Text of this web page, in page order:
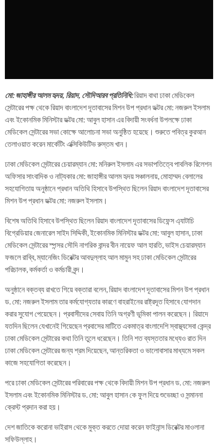
মো: জাহাঙ্গীর আলম হৃদয়, রিয়াদ, সৌদিআরব প্রতিনিধি:রিয়াদ বাথা ঢাকা মেডিকেল
সেন্টারের পক্ষ থেকে রিয়াদ বাংলাদেশ দূতাবাসের মিশন উপ প্রধান ডক্টর মো: নজরুল ইসলাম
এবং ইকোনমিক মিনিস্টার ডক্টর মো: আবুল হাসান এর বিদায়ী সংবর্ধনা উপলক্ষে ঢাকা
মেডিকেল সেন্টারের সভা কোক্ষে আলোচনা সভা অনুষ্ঠিত হয়েছে। শুরুতে পবিত্র কুরআন
তেলাওয়াত করেন মার্কেটিং এক্সিকিউটিভ রুস্তম খান।
ঢাকা মেডিকেল সেন্টারের চেয়ারম্যান মো: মনিরুল ইসলাম এর সভাপতিত্বে পাবলিক রিলেশন
অফিসার সাংবাদিক ও নাট্যকার মো: জাহাঙ্গীর আলম হৃদয় সঞ্চালনায়, মোহাম্মদ বেলালের
সহযোগিতায় অনুষ্ঠানে প্রধান অতিথি হিসাবে উপস্থিত ছিলেন রিয়াদ বাংলাদেশ দূতাবাসের
মিশন উপ প্রধান ডক্টর মো: নজরুল ইসলাম।
বিশেষ অতিথি হিসাবে উপস্থিত ছিলেন রিয়াদ বাংলাদেশ দূতাবাসের ডিফেন্স এ্যাটাচি
বিগ্রেডিয়ার জেনারেল সাইদ সিদ্দিকী, ইকোনমিক মিনিস্টার ডক্টর মো: আবুল হাসান, ঢাকা
মেডিকেল সেন্টারের স্পন্সর সৌদি নাগরিক বান্দর বীন নায়েফ আল হারতি, ভাইস চেয়ারম্যান
ফজলে রাব্বি, ম্যানেজিং ডিরেক্টর আবদুল্লাহ আল মামুন সহ ঢাকা মেডিকেল সেন্টারের
পরিচালক, কর্মকর্তা ও কর্মচারী বৃন্দ।
অনুষ্ঠানে বক্তব্য রাখতে গিয়ে বক্তারা বলেন, রিয়াদ বাংলাদেশ দূতাবাসের মিশন উপ প্রধান
ড. মো: নজরুল ইসলাম তার কর্মযোগ্যতার কারণে বাহরাইনের রাষ্ট্রদূত হিসাবে যোগদান
করার সুযোগ পেয়েছেন। প্রবাসীদের সেবায় তিনি অগ্রণী ভূমিকা পালন করেছেন। রিয়াদে
যতদিন ছিলেন যেখানেই গিয়েছেন প্রবাসের মাটিতে একমাত্র বাংলাদেশি স্বাস্থ্যসেবা কেন্দ্র
ঢাকা মেডিকেল সেন্টারের কথা তিনি তুলে ধরেছেন। তিনি শত ব্যস্ততার মধ্যেও রাত দিন
ঢাকা মেডিকেল সেন্টারের জন্য শ্রম দিয়েছেন, আন্তরিকতা ও ভালোবাসার মাধ্যমে সকল
কাজে সহযোগিতা করেছেন।
পরে ঢাকা মেডিকেল সেন্টারের পরিবারের পক্ষ থেকে বিদায়ী মিশন উপ প্রধান ড. মো: নজরুল
ইসলাম এবং ইকোনমিক মিনিস্টার ড. মো: আবুল হাসান কে ফুল দিয়ে শুভেচ্ছা ও সন্মাননা
ক্রেস্ট প্রদান করা হয়।
দেশ জাতিকে করোনা ভাইরাস থেকে মুক্ত করতে দোয়া করেন ফাইনান্স ডিরেক্টর মাওলানা
সফিউল্লাহ।